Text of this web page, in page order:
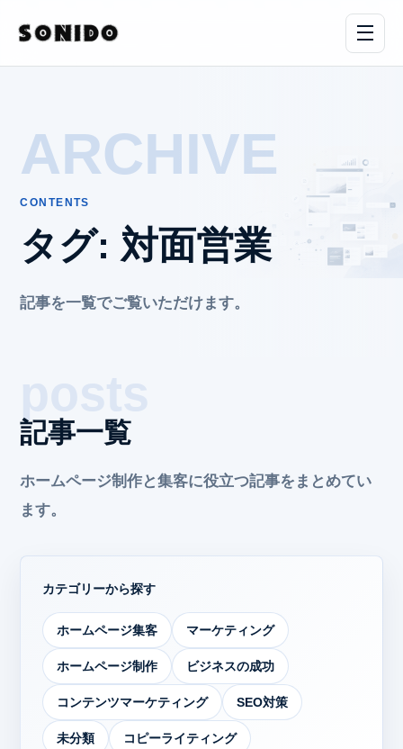
ARCHIVE
CONTENTS
タグ: 対面営業
記事を一覧でご覧いただけます。
記事一覧
ホームページ制作と集客に役立つ記事をまとめてい
ます。
カテゴリーから探す
ホームページ集客 マーケティング
ホームページ制作 ビジネスの成功
コンテンツマーケティング SEO対策
未分類 コピーライティング